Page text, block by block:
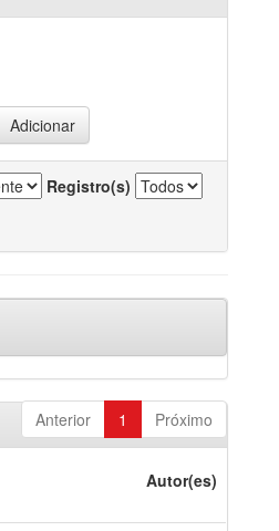
Registro(s)
Anterior 1 Próximo
Autor(es)